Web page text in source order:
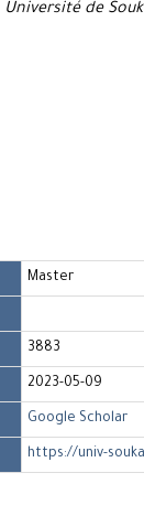
Université de
Master
3883
2023-05-09
Google Scholar
https://univ-